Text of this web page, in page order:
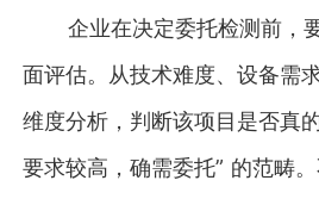
企业在决定委托检测前，
面评估。从技术难度、设备需
维度分析，判断该项目是否真
要求较高，确需委托” 的范畴